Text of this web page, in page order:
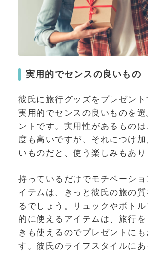
実用的でセンスの良いもの
彼氏に旅行グッズをプレゼント
実用的でセンスの良いものを選
ントです。実用性があるもの
度も高いですが、それにつけ加
いものだと、使う楽しみもあり
持っているだけでモチベーシ
イテムは、きっと彼氏の旅の
るでしょう。リュックやボト
的に使えるアイテムは、旅行を
きも使えるのでプレゼントに
す。彼氏のライフスタイルにあ